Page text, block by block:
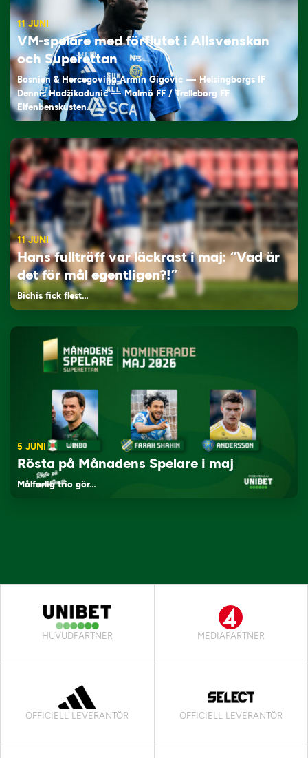
11 JUNI
VM-spelare med förflutet i Allsvenskan
och Superettan
Bosnien & Hercegovina Armin Gigovic — Helsingborgs IF
Dennis Hadžikadunić — Malmö FF / Trelleborg FF
Elfenbenskusten…
11 JUNI
Hans fullträff var läckrast i maj: “Vad är
det för mål egentligen?!”
Bichis fick flest…
5 JUNI
Rösta på Månadens Spelare i maj
Målfarlig trio gör…
HUVUDPARTNER MEDIAPARTNER
OFFICIELL LEVERANTÖR OFFICIELL LEVERANTÖR